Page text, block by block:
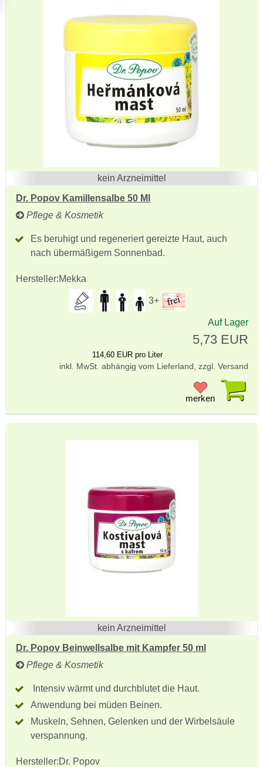
kein Arzneimittel
Dr. Popov Kamillensalbe 50 Ml
Pflege & Kosmetik
Es beruhigt und regeneriert gereizte Haut, auch
nach übermäßigem Sonnenbad.
Hersteller:Mekka
3+
Auf Lager
5,73 EUR
114,60 EUR pro Liter
inkl. MwSt. abhängig vom Lieferland, zzgl. Versand
merken
kein Arzneimittel
Dr. Popov Beinwellsalbe mit Kampfer 50 ml
Pflege & Kosmetik
Intensiv wärmt und durchblutet die Haut.
Anwendung bei müden Beinen.
Muskeln, Sehnen, Gelenken und der Wirbelsäule
verspannung.
Hersteller:Dr. Popov